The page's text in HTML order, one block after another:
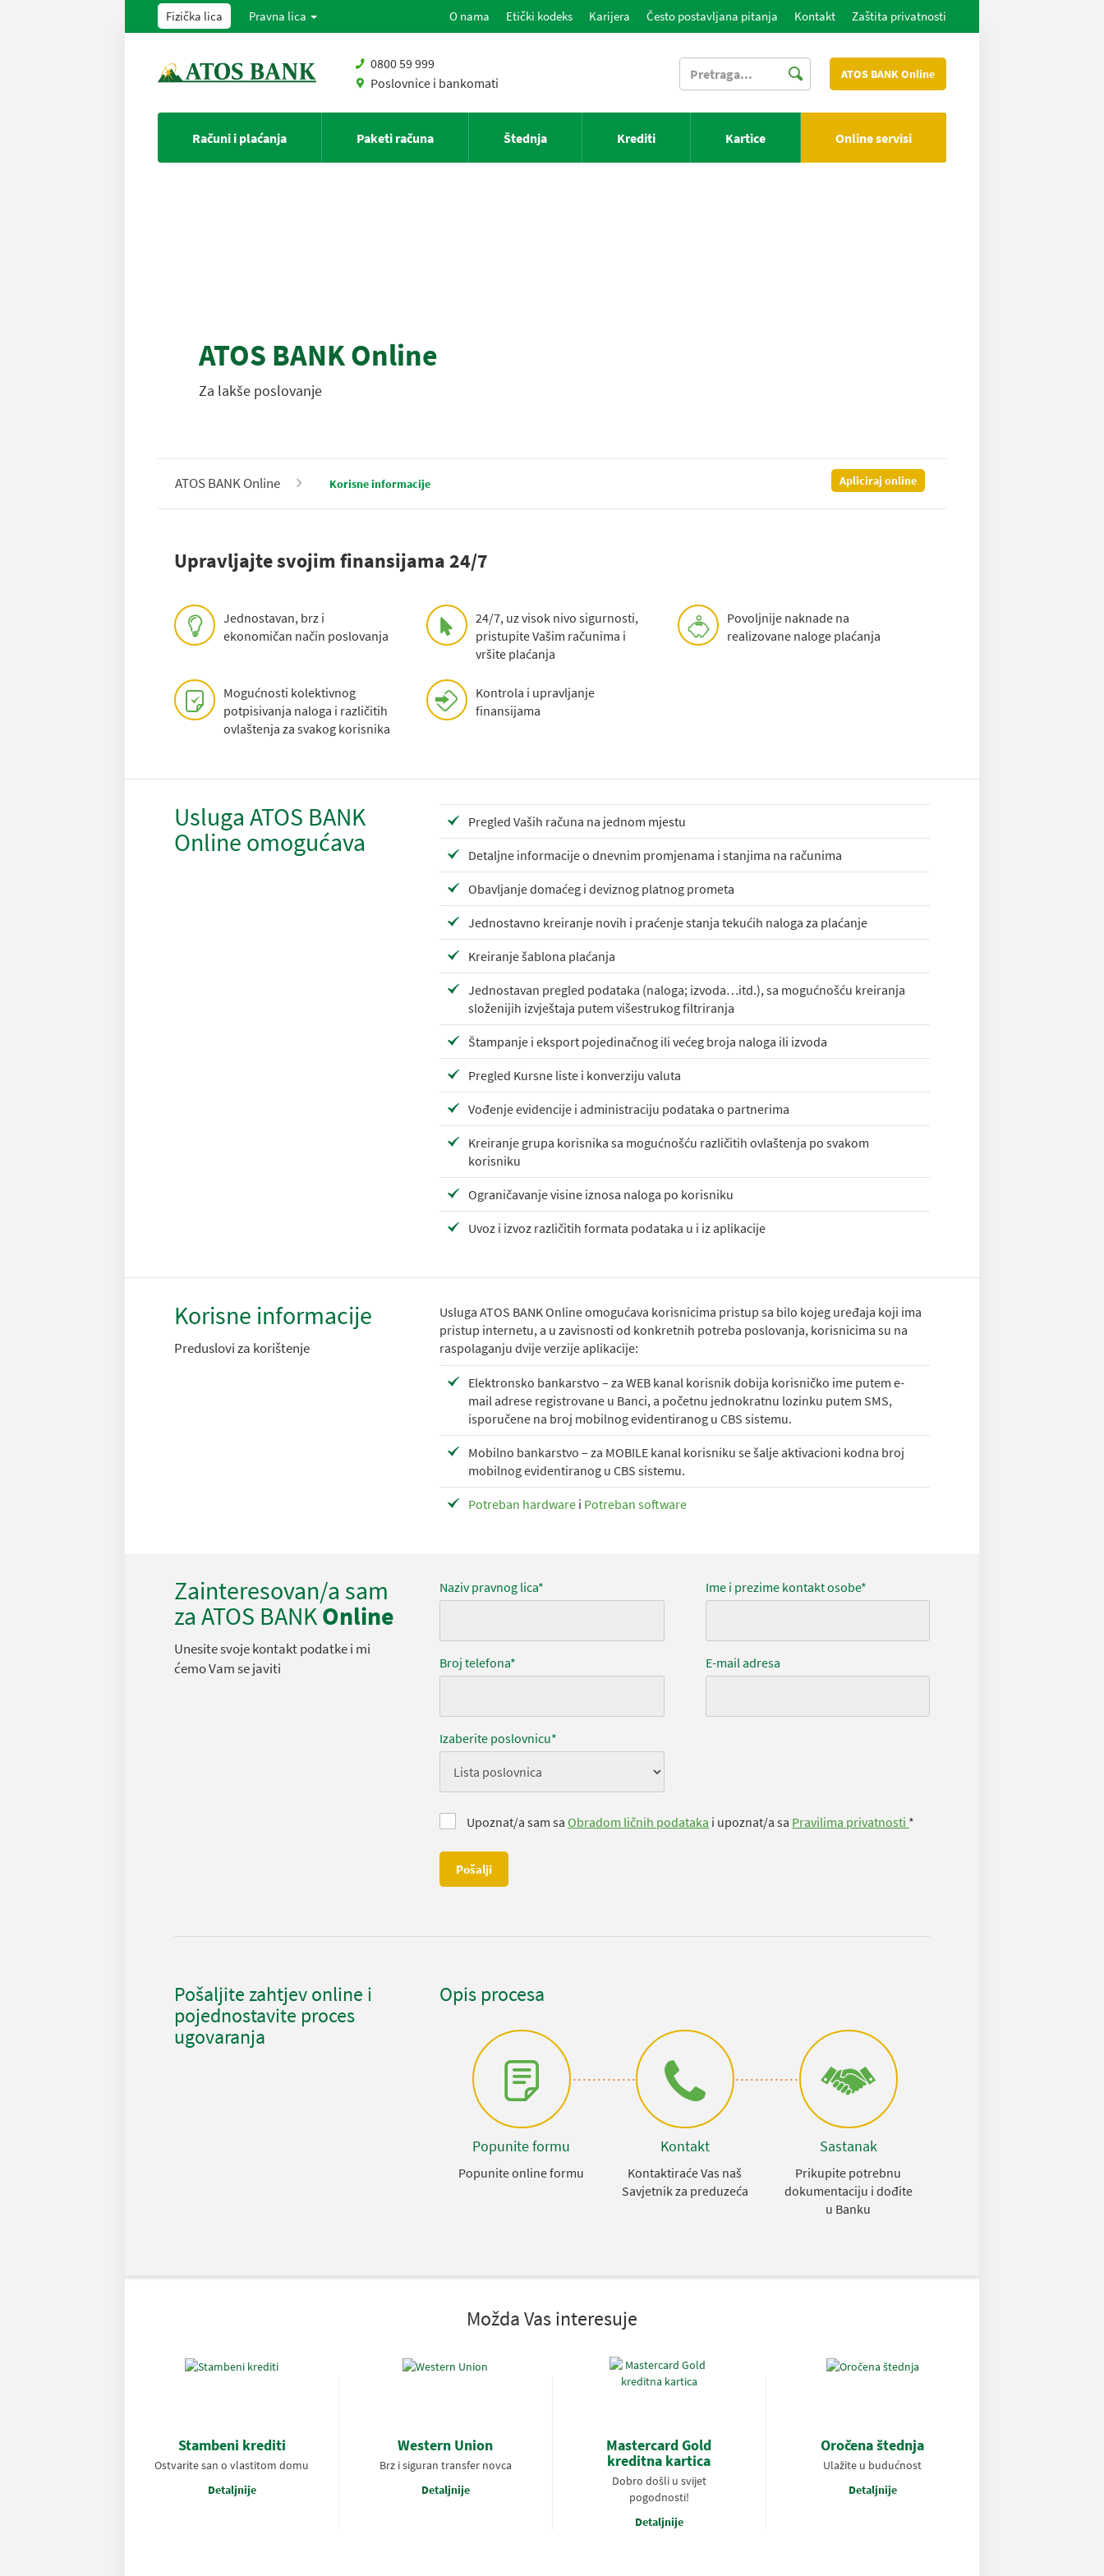
Fizička lica Pravna lica O nama Etički kodeks Karijera Često postavljana pitanja Kontakt Zaštita privatnosti
0800 59 999
Poslovnice i bankomati
ATOS BANK Online
Računi i plaćanja Paketi računa Štednja Krediti Kartice Online servisi
ATOS BANK Online
Za lakše poslovanje
ATOS BANK Online Korisne informacije Apliciraj online
Upravljajte svojim finansijama 24/7
Jednostavan, brz i
ekonomičan način poslovanja
24/7, uz visok nivo sigurnosti,
pristupite Vašim računima i
vršite plaćanja
Povoljnije naknade na
realizovane naloge plaćanja
Mogućnosti kolektivnog
potpisivanja naloga i različitih
ovlaštenja za svakog korisnika
Kontrola i upravljanje
finansijama
Usluga ATOS BANK
Online omogućava
Pregled Vaših računa na jednom mjestu
Detaljne informacije o dnevnim promjenama i stanjima na računima
Obavljanje domaćeg i deviznog platnog prometa
Jednostavno kreiranje novih i praćenje stanja tekućih naloga za plaćanje
Kreiranje šablona plaćanja
Jednostavan pregled podataka (naloga; izvoda…itd.), sa mogućnošću kreiranja
složenijih izvještaja putem višestrukog filtriranja
Štampanje i eksport pojedinačnog ili većeg broja naloga ili izvoda
Pregled Kursne liste i konverziju valuta
Vođenje evidencije i administraciju podataka o partnerima
Kreiranje grupa korisnika sa mogućnošću različitih ovlaštenja po svakom
korisniku
Ograničavanje visine iznosa naloga po korisniku
Uvoz i izvoz različitih formata podataka u i iz aplikacije
Korisne informacije
Preduslovi za korištenje
Usluga ATOS BANK Online omogućava korisnicima pristup sa bilo kojeg uređaja koji ima
pristup internetu, a u zavisnosti od konkretnih potreba poslovanja, korisnicima su na
raspolaganju dvije verzije aplikacije:
Elektronsko bankarstvo – za WEB kanal korisnik dobija korisničko ime putem e-
mail adrese registrovane u Banci, a početnu jednokratnu lozinku putem SMS,
isporučene na broj mobilnog evidentiranog u CBS sistemu.
Mobilno bankarstvo – za MOBILE kanal korisniku se šalje aktivacioni kodna broj
mobilnog evidentiranog u CBS sistemu.
Potreban hardware i Potreban software
Zainteresovan/a sam
za ATOS BANKOnline
Unesite svoje kontakt podatke i mi
ćemo Vam se javiti
Naziv pravnog lica* Ime i prezime kontakt osobe*
Broj telefona* E-mail adresa
Izaberite poslovnicu*
Upoznat/a sam saObradom ličnih podataka i upoznat/a sa Pravilima privatnosti *
Pošalji
Pošaljite zahtjev online i
pojednostavite proces
ugovaranja
Opis procesa
Popunite formu
Popunite online formu
Kontakt
Kontaktiraće Vas naš
Savjetnik za preduzeća
Sastanak
Prikupite potrebnu
dokumentaciju i dođite
u Banku
Možda Vas interesuje
Stambeni krediti
Ostvarite san o vlastitom domu
Detaljnije
Western Union
Brz i siguran transfer novca
Detaljnije
Mastercard Gold
kreditna kartica
Dobro došli u svijet
pogodnosti!
Detaljnije
Oročena štednja
Ulažite u budućnost
Detaljnije